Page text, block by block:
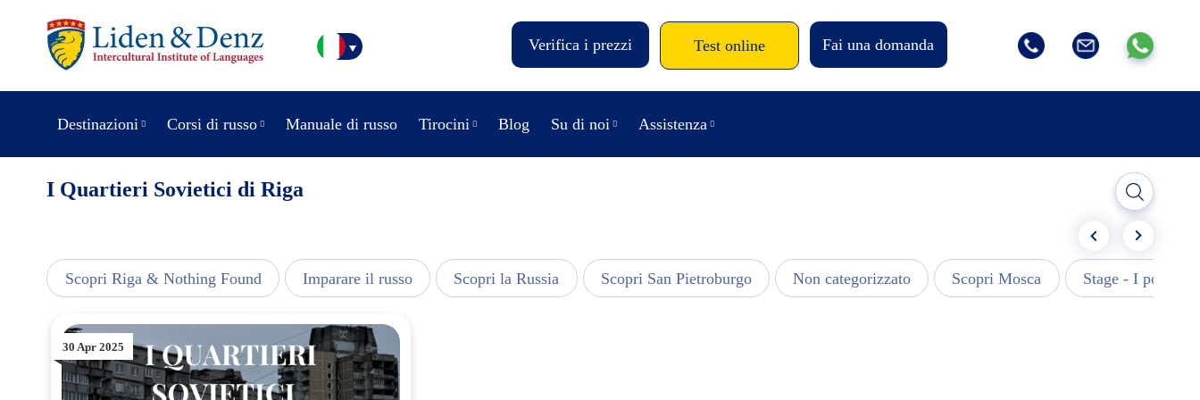
Verifica i prezzi Test online Fai una domanda
Destinazioni Corsi di russo Manuale di russo Tirocini Blog Su di noi Assistenza
I Quartieri Sovietici di Riga
Scopri Riga & Nothing Found Imparare il russo Scopri la Russia Scopri San Pietroburgo Non categorizzato Scopri Mosca Stage - I post più
30 Apr 2025